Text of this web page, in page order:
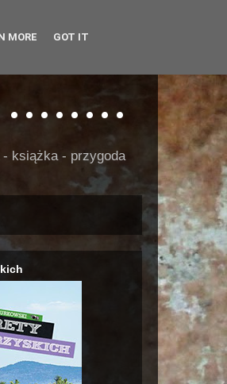
........
książka - przygoda
MORE GOT IT